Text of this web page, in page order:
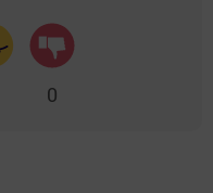
0